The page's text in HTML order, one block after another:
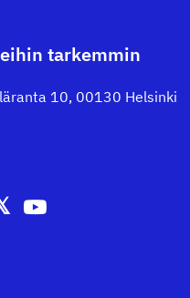
tarkemmin
10, 00130 Helsinki